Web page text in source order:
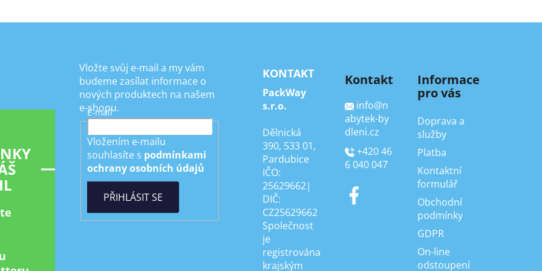
Vložte svůj e-mail a my vám
budeme zasílat informace o
nových produktech na našem
e-shopu.
E-mail
Vložením e-mailu
souhlasíte s podmínkami
ochrany osobních údajů
PŘIHLÁSIT SE
KONTAKT
PackWay
s.r.o.
Dělnická
390, 533 01,
Pardubice
IČO:
25629662|
DIČ:
CZ25629662
Společnost
je
registrována
krajským
Kontakt
info@n
abytek-by
dleni.cz
+420 46
6 040 047
Informace
pro vás
Doprava a
služby
Platba
Kontaktní
formulář
Obchodní
podmínky
GDPR
On-line
odstoupení